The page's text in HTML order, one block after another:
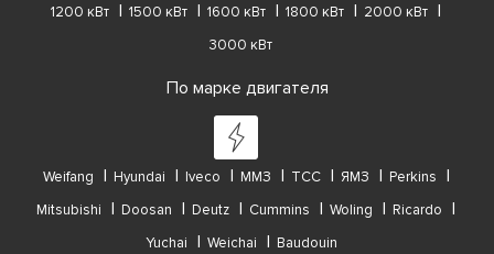
1200 кВт
1500 кВт 1600 кВт 1800 кВт
2000 кВт
3000 кВт
По марке двигателя
Weifang Hyundai Iveco ММЗ ТСС ЯМЗ
Perkins
Mitsubishi
Doosan Deutz Cummins Woling
Ricardo
Yuchai
Weichai Baudouin